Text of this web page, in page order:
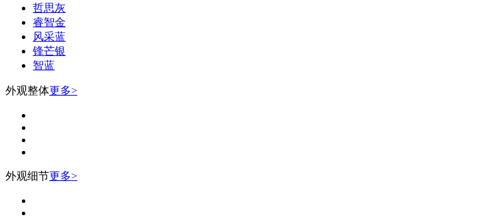
哲思灰
睿智金
风采蓝
锋芒银
智蓝
外观整体更多>
外观细节更多>